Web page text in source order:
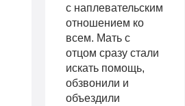
с наплевательским
отношением ко
всем. Мать с
отцом сразу стали
искать помощь,
обзвонили и
объездили